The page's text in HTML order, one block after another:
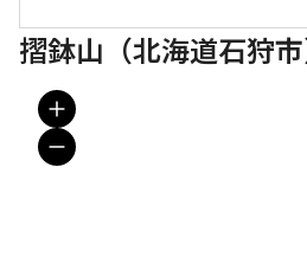
摺鉢山（北海道石狩